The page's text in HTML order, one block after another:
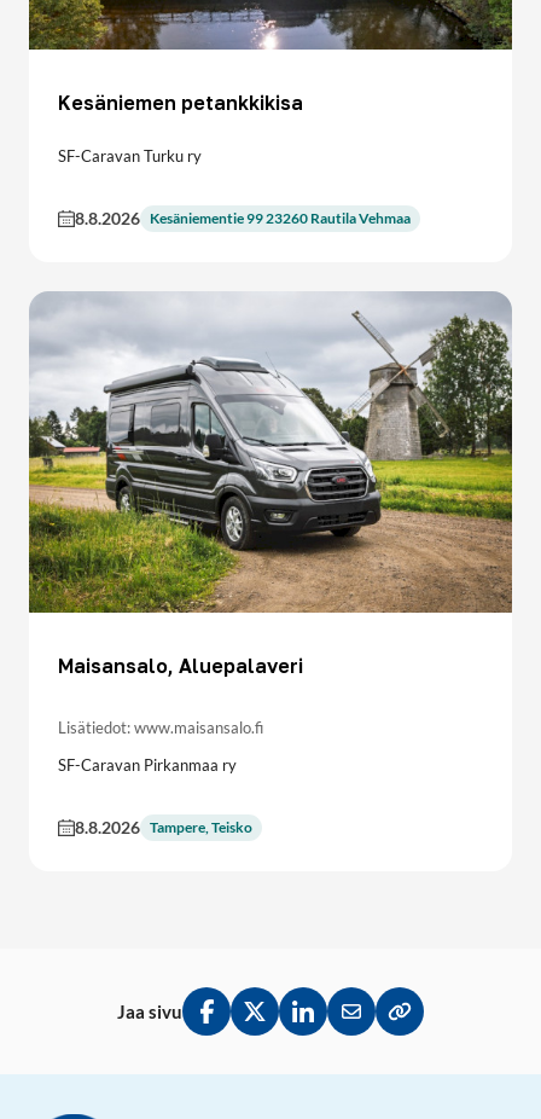
Kesäniemen petankkikisa
SF-Caravan Turku ry
8.8.2026 Kesäniementie 99 23260 Rautila Vehmaa
Maisansalo, Aluepalaveri
Lisätiedot: www.maisansalo.fi
SF-Caravan Pirkanmaa ry
8.8.2026 Tampere, Teisko
Jaa sivu
Jaa Facebookissa
Jaa Twitterissä
Jaa LinkedInissä
Jaa sähköpostitse
Kopioi linkki